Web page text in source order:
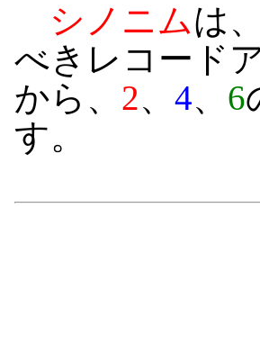
シノニムは
べきレコード
から、 2、 4、 6
す。